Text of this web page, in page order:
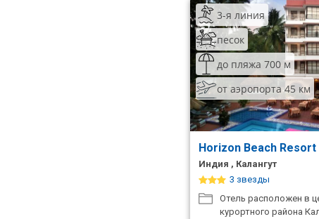
3-я линия
песок
до пляжа 700 м
от аэропорта 45 км
Horizon Beach Resort
Индия , Калангут
3 звезды
Отель расположен в
курортного района